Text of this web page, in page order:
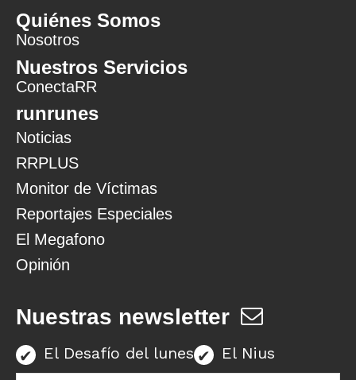
Quiénes Somos
Nosotros
Nuestros Servicios
ConectaRR
runrunes
Noticias
RRPLUS
Monitor de Víctimas
Reportajes Especiales
El Megafono
Opinión
Nuestras newsletter
El Desafío del lunes El Nius